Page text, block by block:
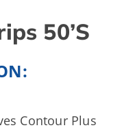
50’S
Contour Plus